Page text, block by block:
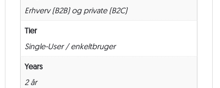
antal
Erhverv (B2B) og private (B2C)
Tier
Single-User / enkeltbruger
Years
2 år